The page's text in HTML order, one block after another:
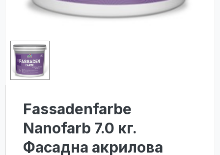
Fassadenfarbe
Nanofarb 7.0 кг.
Фасадна акрилова